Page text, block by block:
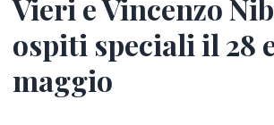
Vieri e Vincenzo
ospiti speciali il 28
maggio